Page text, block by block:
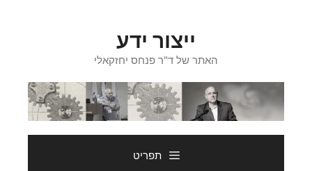
ייצור ידע
האתר של ד"ר פנחס יחזקאלי
תפריט